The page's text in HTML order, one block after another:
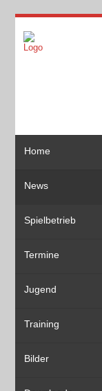
Home
News
Spielbetrieb
Termine
Jugend
Training
Bilder